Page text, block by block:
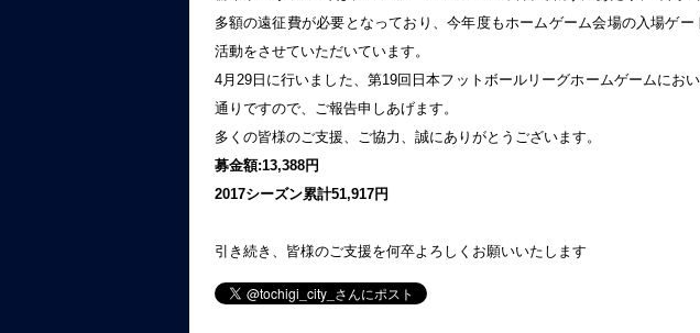
多額の遠征費が必要となっており、今年度もホームゲーム会場の入場ゲー
活動をさせていただいています。
4月29日に行いました、第19回日本フットボールリーグホームゲームにお
通りですので、ご報告申しあげます。
多くの皆様のご支援、ご協力、誠にありがとうございます。
募金額:13,388円
2017シーズン累計51,917円
引き続き、皆様のご支援を何卒よろしくお願いいたします